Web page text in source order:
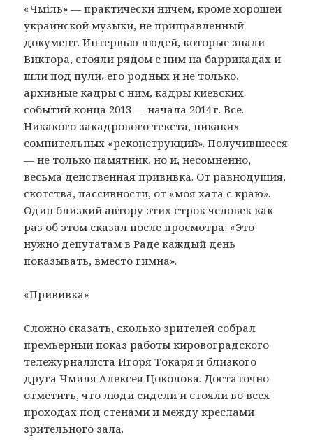
«Чміль» — практически ничем, кроме хорошей
украинской музыки, не приправленный
документ. Интервью людей, которые знали
Виктора, стояли рядом с ним на баррикадах и
шли под пули, его родных и не только,
архивные кадры с ним, кадры киевских
событий конца 2013 — начала 2014 г. Все.
Никакого закадрового текста, никаких
сомнительных «реконструкций». Получившееся
— не только памятник, но и, несомненно,
весьма действенная прививка. От равнодушия,
скотства, пассивности, от «моя хата с краю».
Один близкий автору этих строк человек как
раз об этом сказал после просмотра: «Это
нужно депутатам в Раде каждый день
показывать, вместо гимна».
«Прививка»
Сложно сказать, сколько зрителей собрал
премьерный показ работы кировоградского
тележурналиста Игоря Токаря и близкого
друга Чмиля Алексея Цоколова. Достаточно
отметить, что люди сидели и стояли во всех
проходах под стенами и между креслами
зрительного зала.